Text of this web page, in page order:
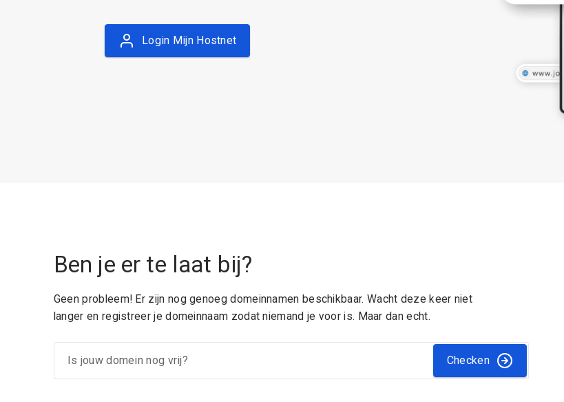
Login Mijn Hostnet
Ben je er te laat bij?
Geen probleem! Er zijn nog genoeg domeinnamen beschikbaar. Wacht deze keer niet
langer en registreer je domeinnaam zodat niemand je voor is. Maar dan echt.
Checken